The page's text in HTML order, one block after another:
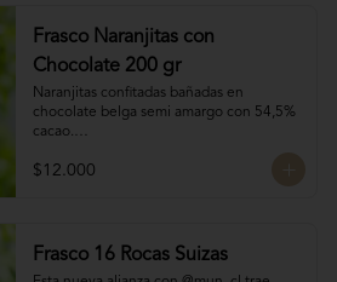
Frasco Naranjitas con
Chocolate 200 gr
Naranjitas confitadas bañadas en
chocolate belga semi amargo con 54,5%
cacao.
$12.000
Frasco 16 Rocas Suizas